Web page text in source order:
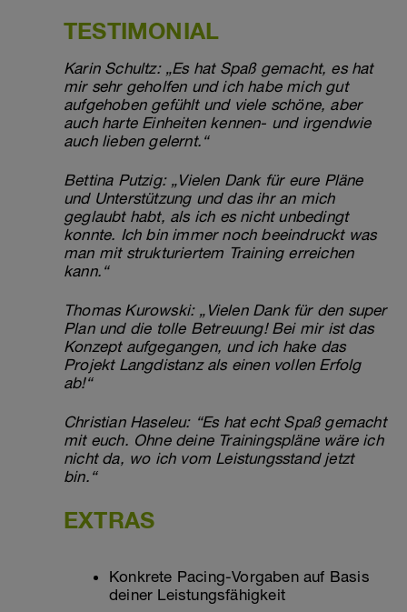
TESTIMONIAL
Karin Schultz: „Es hat Spaß gemacht, es hat
mir sehr geholfen und ich habe mich gut
aufgehoben gefühlt und viele schöne, aber
auch harte Einheiten kennen- und irgendwie
auch lieben gelernt.“
Bettina Putzig: „Vielen Dank für eure Pläne
und Unterstützung und das ihr an mich
geglaubt habt, als ich es nicht unbedingt
konnte. Ich bin immer noch beeindruckt was
man mit strukturiertem Training erreichen
kann.“
Thomas Kurowski: „Vielen Dank für den super
Plan und die tolle Betreuung! Bei mir ist das
Konzept aufgegangen, und ich hake das
Projekt Langdistanz als einen vollen Erfolg
ab!“
Christian Haseleu: “Es hat echt Spaß gemacht
mit euch. Ohne deine Trainingspläne wäre ich
nicht da, wo ich vom Leistungsstand jetzt
bin.“
EXTRAS
Konkrete Pacing-Vorgaben auf Basis
deiner Leistungsfähigkeit